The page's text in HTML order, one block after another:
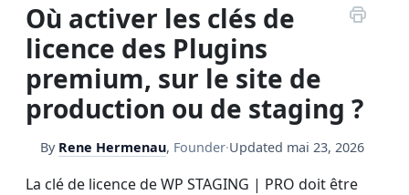
Où activer les clés de
licence des Plugins
premium, sur le site de
production ou de staging ?
By Rene Hermenau, Founder·Updated mai 23, 2026
La clé de licence de WP STAGING | PRO doit être